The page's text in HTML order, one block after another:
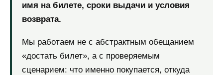
имя на билете, сроки выдачи и условия
возврата.
Мы работаем не с абстрактным обещанием
«достать билет», а с проверяемым
сценарием: что именно покупается, откуда